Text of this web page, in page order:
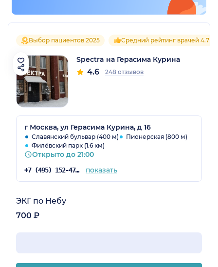
Выбор пациентов 2025 Средний рейтинг врачей 4.7
Spectra на Герасима Курина
4.6 248 отзывов
г Москва, ул Герасима Курина, д 16
Славянский бульвар (400 м)
Пионерская (800 м)
Филёвский парк (1.6 км)
Открыто до 21:00
+7 (495) 152-47-80 показать
ЭКГ по Небу
700 ₽